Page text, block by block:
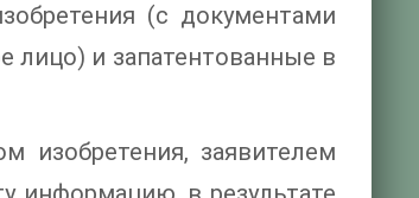
(с документами
лицо) и запатентованные в
изобретения, заявителем